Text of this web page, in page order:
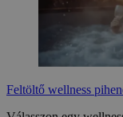
Feltöltő wellness